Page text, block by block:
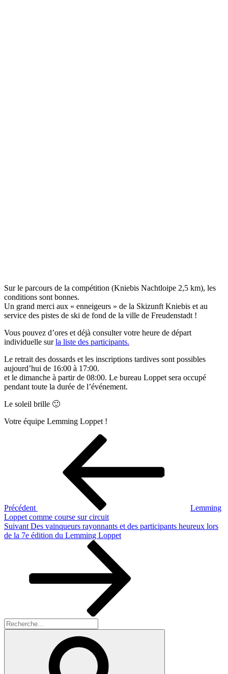
Sur le parcours de la compétition (Kniebis Nachtloipe 2,5 km), les
conditions sont bonnes.
Un grand merci aux « enneigeurs » de la Skizunft Kniebis et au
service des pistes de ski de fond de la ville de Freudenstadt !
Vous pouvez d’ores et déjà consulter votre heure de départ
individuelle surla liste des participants.
Le retrait des dossards et les inscriptions tardives sont possibles
aujourd’hui de 16:00 à 17:00.
et le dimanche à partir de 08:00. Le bureau Loppet sera occupé
pendant toute la durée de l’événement.
Le soleil brille 🙂
Votre équipe Lemming Loppet !
Précédent
Lemming
Loppet comme course sur circuit
Article
suivant
Suivant Des vainqueurs rayonnants et des participants heureux lors
de la 7e édition du Lemming Loppet
Recherche
pour